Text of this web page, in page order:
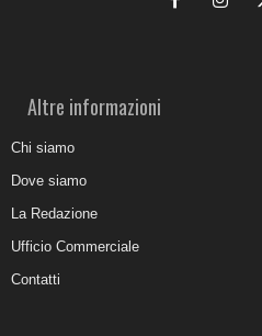
Altre informazioni
Chi siamo
Dove siamo
La Redazione
Ufficio Commerciale
Contatti